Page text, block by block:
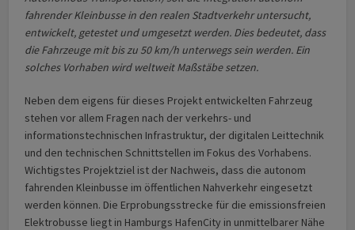
fahrender Kleinbusse in den realen Stadtverkehr untersucht,
entwickelt, getestet und umgesetzt werden. Dies bedeutet, dass
die Fahrzeuge mit bis zu 50 km/h unterwegs sein werden. Ein
solches Vorhaben wird weltweit Maßstäbe setzen.
Neben dem eigens für dieses Projekt entwickelten Fahrzeug
stehen vor allem Fragen nach der verkehrs- und
informationstechnischen Infrastruktur, der digitalen Leittechnik
und den technischen Schnittstellen im Fokus des Vorhabens.
Wichtigstes Projektziel ist der Nachweis, dass die autonom
fahrenden Kleinbusse im öffentlichen Nahverkehr eingesetzt
werden können. Die Erprobungsstrecke für die emissionsfreien
Elektrobusse liegt in Hamburgs HafenCity in unmittelbarer Nähe